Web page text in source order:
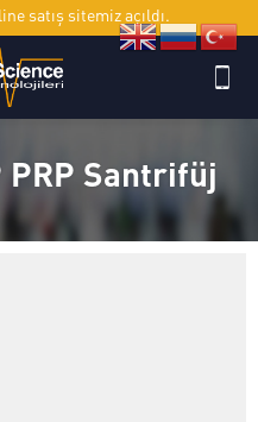
satış sitemiz açıldı.
PRP Santrifüj